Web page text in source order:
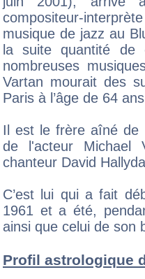
compositeur-
musique de jazz au
la suite quantité de
nombreuses
Vartan mourait des
Paris à l’âge de 64
Il est le frère aîné de
de l'acteur Michael
chanteur David
C’est lui qui a fait
1961 et a été,
ainsi que celui de son
Profil astrologique